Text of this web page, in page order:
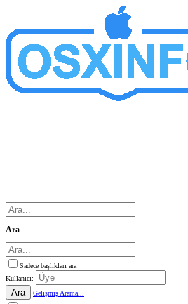
Ara
Sadece başlıkları ara
Kullanıcı:
Ara
Gelişmiş Arama...